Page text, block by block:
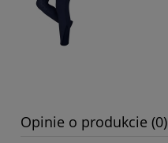
Opinie o produkcie (0)